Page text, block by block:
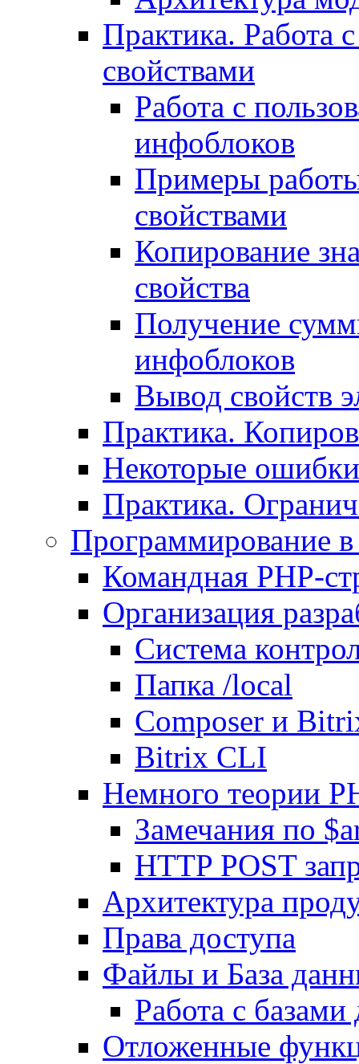
Практика. Работа
свойствами
Работа с
инфоблоков
Примеры
свойствами
Копирование
свойства
Получение
инфоблоков
Вывод свойств
Практика.
Некоторые
Практика.
Программирование
Командная PHP-
Организация
Система
Папка /local
Composer и
Bitrix CLI
Немного теории
Замечания по
HTTP POST
Архитектура
Права доступа
Файлы и База
Работа с
Отложенные